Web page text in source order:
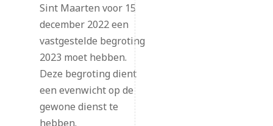
Sint Maarten voor 15
december 2022 een
vastgestelde begroting
2023 moet hebben.
Deze begroting dient
een evenwicht op de
gewone dienst te
hebben.